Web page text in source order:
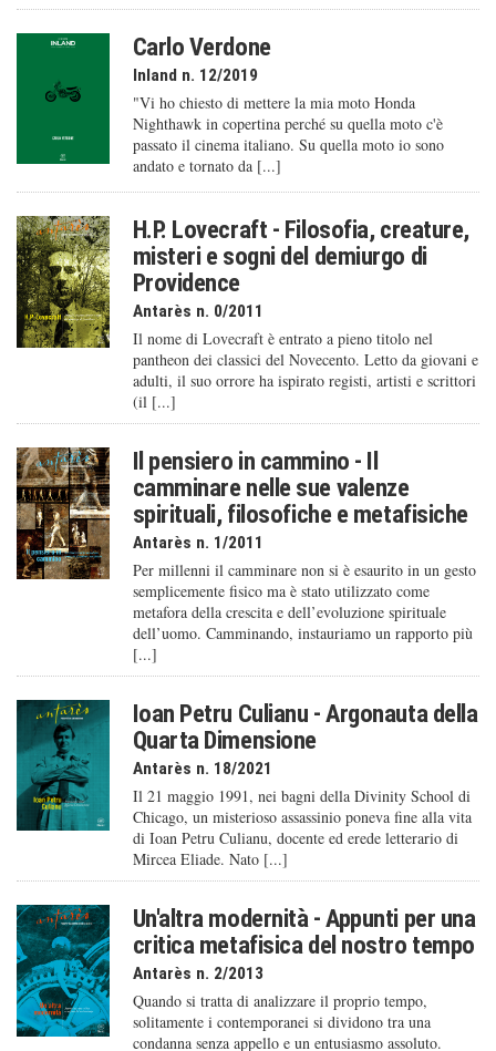
Carlo Verdone
Inland n. 12/2019
"Vi ho chiesto di mettere la mia moto Honda
Nighthawk in copertina perché su quella moto c'è
passato il cinema italiano. Su quella moto io sono
andato e tornato da [...]
H.P. Lovecraft - Filosofia, creature,
misteri e sogni del demiurgo di
Providence
Antarès n. 0/2011
Il nome di Lovecraft è entrato a pieno titolo nel
pantheon dei classici del Novecento. Letto da giovani e
adulti, il suo orrore ha ispirato registi, artisti e scrittori
(il [...]
Il pensiero in cammino - Il
camminare nelle sue valenze
spirituali, filosofiche e metafisiche
Antarès n. 1/2011
Per millenni il camminare non si è esaurito in un gesto
semplicemente fisico ma è stato utilizzato come
metafora della crescita e dell’evoluzione spirituale
dell’uomo. Camminando, instauriamo un rapporto più
[...]
Ioan Petru Culianu - Argonauta della
Quarta Dimensione
Antarès n. 18/2021
Il 21 maggio 1991, nei bagni della Divinity School di
Chicago, un misterioso assassinio poneva fine alla vita
di Ioan Petru Culianu, docente ed erede letterario di
Mircea Eliade. Nato [...]
Un'altra modernità - Appunti per una
critica metafisica del nostro tempo
Antarès n. 2/2013
Quando si tratta di analizzare il proprio tempo,
solitamente i contemporanei si dividono tra una
condanna senza appello e un entusiasmo assoluto.